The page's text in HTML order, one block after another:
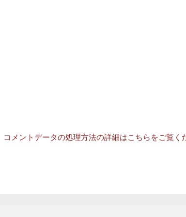
コメントデータの処理方法の詳細はこちらをご覧く